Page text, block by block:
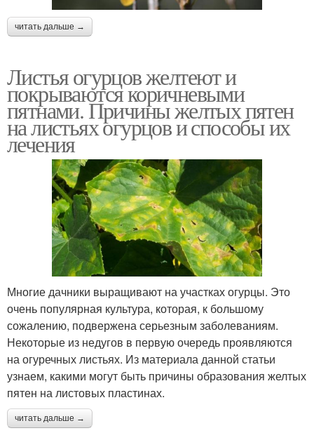
читать дальше →
Листья огурцов желтеют и
покрываются коричневыми
пятнами. Причины желтых пятен
на листьях огурцов и способы их
лечения
Многие дачники выращивают на участках огурцы. Это
очень популярная культура, которая, к большому
сожалению, подвержена серьезным заболеваниям.
Некоторые из недугов в первую очередь проявляются
на огуречных листьях. Из материала данной статьи
узнаем, какими могут быть причины образования желтых
пятен на листовых пластинах.
читать дальше →